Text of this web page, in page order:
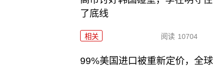
了底线
相关 阅读 10704
99%美国进口被重新定价，全球